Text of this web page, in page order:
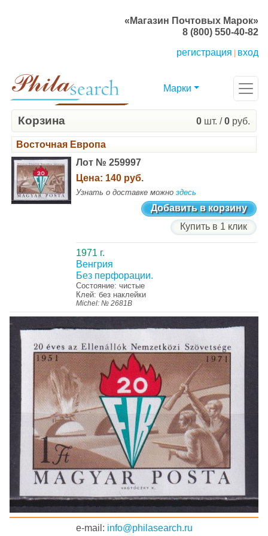
«Магазин Почтовых Марок»
8 (800) 550-40-82
регистрация
вход
Марки
Корзина 0 шт. /0 руб.
Восточная Европа
Лот № 259997
Цена: 140 руб.
Узнать о доставке можно здесь
Добавить в корзину
Купить в 1 клик
1971 г.
Венгрия
Без перфорации.
Состояние: чистые
Клей: без наклейки
Michel: № 2681B
e-mail: info@philasearch.ru